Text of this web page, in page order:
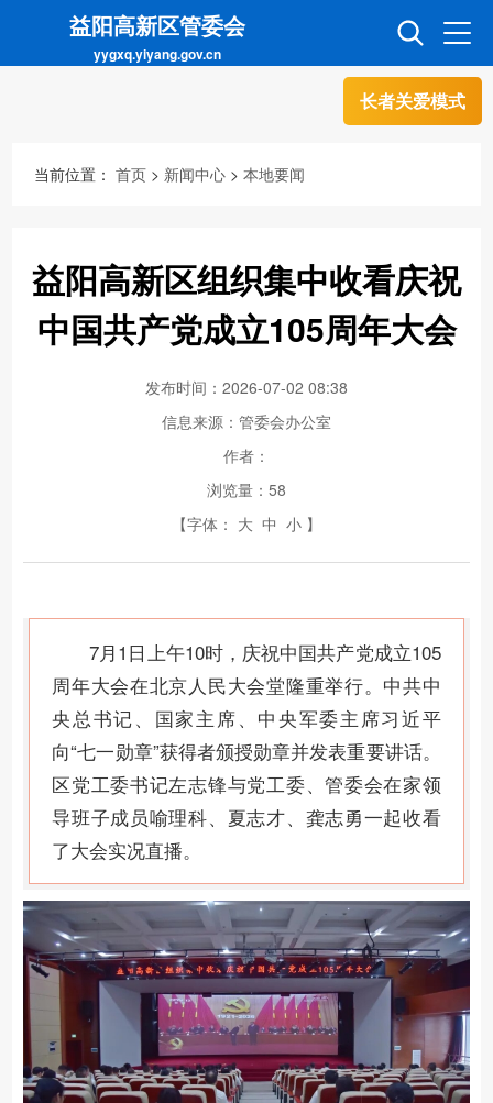
益阳高新区管委会
yygxq.yiyang.gov.cn
互动交流 政务超市
人才超市 金融超市
长者关爱模式
当前位置：首页 > 新闻中心 >本地要闻
益阳高新区组织集中收看庆祝
中国共产党成立105周年大会
发布时间：2026-07-02 08:38
信息来源：管委会办公室
作者：
浏览量： 58
【字体： 大 中 小 】
7月1日上午10时，庆祝中国共产党成立105
周年大会在北京人民大会堂隆重举行。中共中
央总书记、国家主席、中央军委主席习近平
向“七一勋章”获得者颁授勋章并发表重要讲话。
区党工委书记左志锋与党工委、管委会在家领
导班子成员喻理科、夏志才、龚志勇一起收看
了大会实况直播。